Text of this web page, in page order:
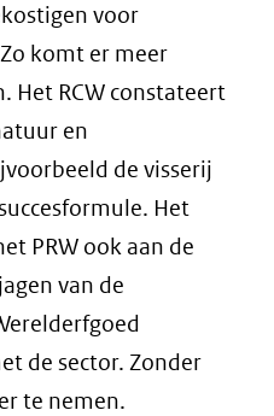
voor
komt er meer
Het RCW constateert
en
de visserij
Het
PRW ook aan de
van de
de sector. Zonder
te nemen.